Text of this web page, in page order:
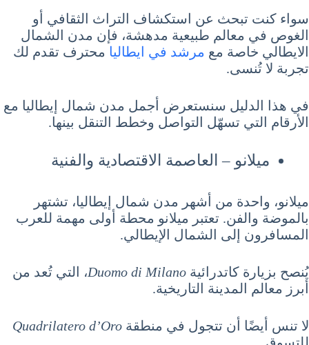
سواء كنت تبحث عن استكشاف التراث الثقافي أو
الغوص في معالم طبيعية مدهشة، فإن مدن الشمال
الايطالي خاصة مع مرشد في ايطاليا محترف تقدم لك
تجربة لا تُنسى.
في هذا الدليل سنستعرض أجمل مدن شمال إيطاليا مع
الأرقام التي تسهّل التواصل وخطط التنقل بينها.
ميلانو – العاصمة الاقتصادية والفنية
ميلانو، واحدة من أشهر مدن شمال إيطاليا، تشتهر
بالموضة والفن. تعتبر ميلانو محطة أولى مهمة للعرب
المسافرون إلى الشمال الإيطالي.
يُنصح بزيارة كاتدرائية Duomo di Milano، التي تُعد من
أبرز معالم المدينة التاريخية.
لا تنس أيضًا أن تتجول في منطقة Quadrilatero d’Oro